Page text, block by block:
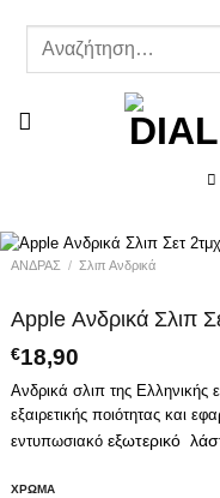
περιεχόμενο
Αναζήτηση
ΑΝΔΡΑΣ / Σλιπ Ανδρικά
Apple Ανδρικά Σλιπ
€18,90
Ανδρικά σλιπ της Ελληνικής
εξαιρετικής ποιότητας και
εντυπωσιακό εξωτερικό
ΧΡΩΜΑ